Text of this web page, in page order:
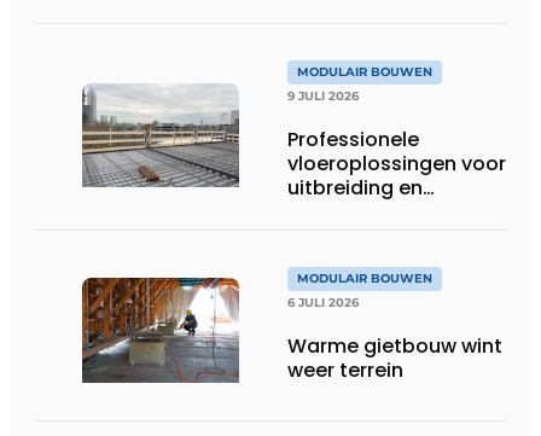
MODULAIR BOUWEN
9 JULI 2026
Professionele
vloeroplossingen voor
uitbreiding en
MODULAIR BOUWEN
6 JULI 2026
Warme gietbouw wint
weer terrein